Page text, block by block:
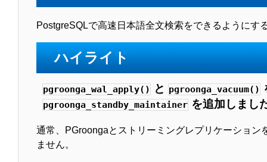
PostgreSQLで高速日本語全文検索をできるようにす
ハイライト
pgroonga_wal_apply() と pgroonga_vacuum()
pgroonga_standby_maintainer を追加しまし
通常、PGroongaとストリーミングレプリケーショ
ません。